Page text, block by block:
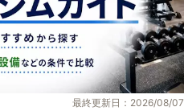
最終更新日：2026/08/07